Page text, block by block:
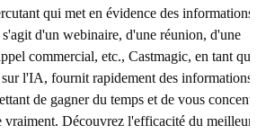
qui met en évidence des informations
d'un webinaire, d'une réunion, d'une
commercial, etc., Castmagic, en tant que
sur l'IA, fournit rapidement des informations
de gagner du temps et de vous
vraiment. Découvrez l'efficacité du meilleur